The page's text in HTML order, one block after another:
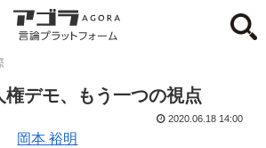
デモ、もう一つの視点
岡本 裕明
2020.06.18 14:00